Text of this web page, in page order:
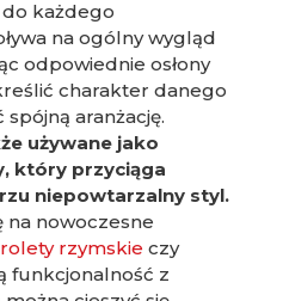
każdego
na ogólny wygląd
odpowiednie osłony
charakter danego
aranżację.
używane jako
który przyciąga
niepowtarzalny styl.
na nowoczesne
rolety rzymskie czy
funkcjonalność z